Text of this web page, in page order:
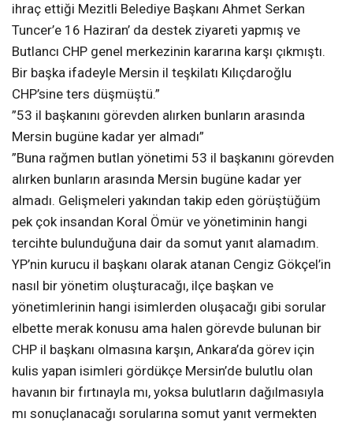
ihraç ettiği Mezitli Belediye Başkanı Ahmet Serkan
Tuncer’e 16 Haziran’ da destek ziyareti yapmış ve
Butlancı CHP genel merkezinin kararına karşı çıkmıştı.
Bir başka ifadeyle Mersin il teşkilatı Kılıçdaroğlu
CHP’sine ters düşmüştü.”
”53 il başkanını görevden alırken bunların arasında
Mersin bugüne kadar yer almadı”
”Buna rağmen butlan yönetimi 53 il başkanını görevden
alırken bunların arasında Mersin bugüne kadar yer
almadı. Gelişmeleri yakından takip eden görüştüğüm
pek çok insandan Koral Ömür ve yönetiminin hangi
tercihte bulunduğuna dair da somut yanıt alamadım.
YP’nin kurucu il başkanı olarak atanan Cengiz Gökçel’in
nasıl bir yönetim oluşturacağı, ilçe başkan ve
yönetimlerinin hangi isimlerden oluşacağı gibi sorular
elbette merak konusu ama halen görevde bulunan bir
CHP il başkanı olmasına karşın, Ankara’da görev için
kulis yapan isimleri gördükçe Mersin’de bulutlu olan
havanın bir fırtınayla mı, yoksa bulutların dağılmasıyla
mı sonuçlanacağı sorularına somut yanıt vermekten